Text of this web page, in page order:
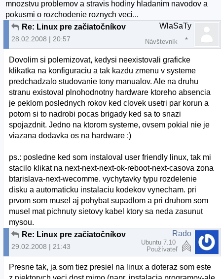
mnozstvu problemov a stravis hodiny hladanim navodov a
pokusmi o rozchodenie roznych veci...
Re: Linux pre začiatočníkov
28.02.2008 | 20:57
WlaSaTy
Návštevník
Dovolim si polemizovat, kedysi neexistovali graficke
klikatka na konfiguraciu a tak kazdu zmenu v systeme
predchadzalo studovanie tony manualov. Ale na druhu
stranu existoval plnohodnotny hardware ktoreho absencia
je peklom poslednych rokov ked clovek usetri par korun a
potom si to nadrobi pocas brigady ked sa to snazi
spojazdnit. Jedno na ktorom systeme, ovsem pokial nie je
viazana dodavka os na hardware :)
ps.: posledne ked som instaloval user friendly linux, tak mi
stacilo klikat na next-next-next-ok-reboot-next-casova zona
btarislava-next-wecomme. vychytavky typu rozdelenie
disku a automaticku instalaciu kodekov vynecham. pri
prvom som musel aj pohybat supadlom a pri druhom som
musel mat pichnuty sietovy kabel ktory sa neda zasunut
mysou.
Re: Linux pre začiatočníkov
29.02.2008 | 21:43
Rado
Ubuntu 7.10
Používateľ
Presne tak, ja som tiez presiel na linux a doteraz som este